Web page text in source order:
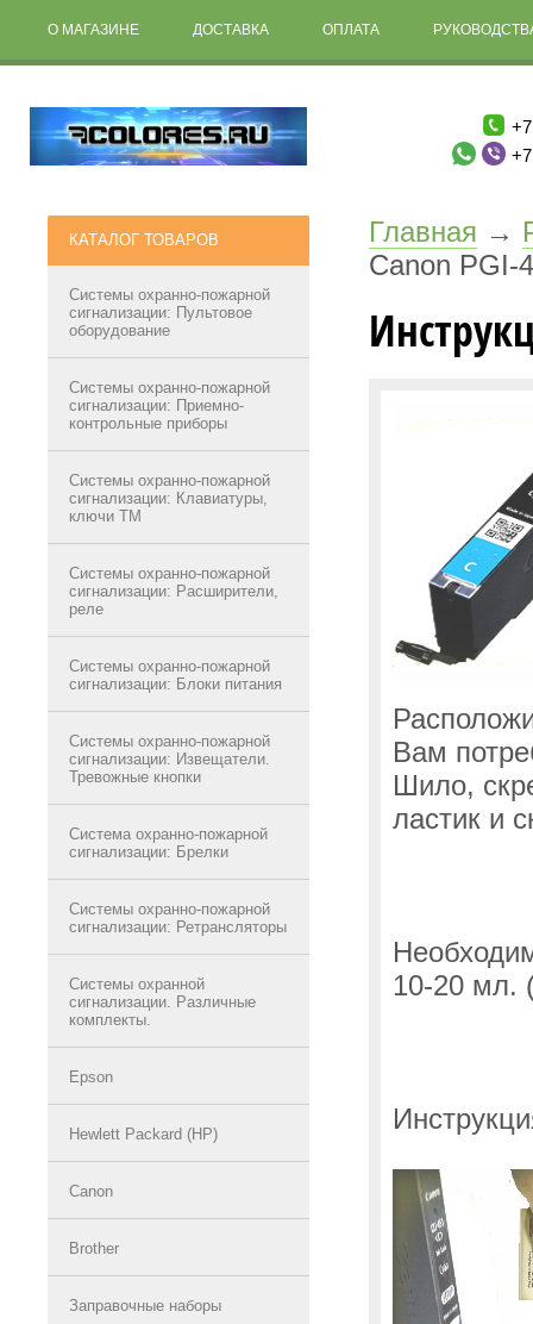
О МАГАЗИНЕ ДОСТАВКА ОПЛАТА
КАТАЛОГ ТОВАРОВ
Системы охранно-пожарной
сигнализации: Пультовое
оборудование
Системы охранно-пожарной
сигнализации: Приемно-
контрольные приборы
Системы охранно-пожарной
сигнализации: Клавиатуры,
ключи ТМ
Системы охранно-пожарной
сигнализации: Расширители,
реле
Системы охранно-пожарной
сигнализации: Блоки питания
Системы охранно-пожарной
сигнализации: Извещатели.
Тревожные кнопки
Система охранно-пожарной
сигнализации: Брелки
Системы охранно-пожарной
сигнализации: Ретрансляторы
Системы охранной
сигнализации. Различные
комплекты.
Epson
Hewlett Packard (HP)
Canon
Brother
Заправочные наборы
Главная →
Canon PGI-
Вам
Шило,
ластик и
10-20 мл.